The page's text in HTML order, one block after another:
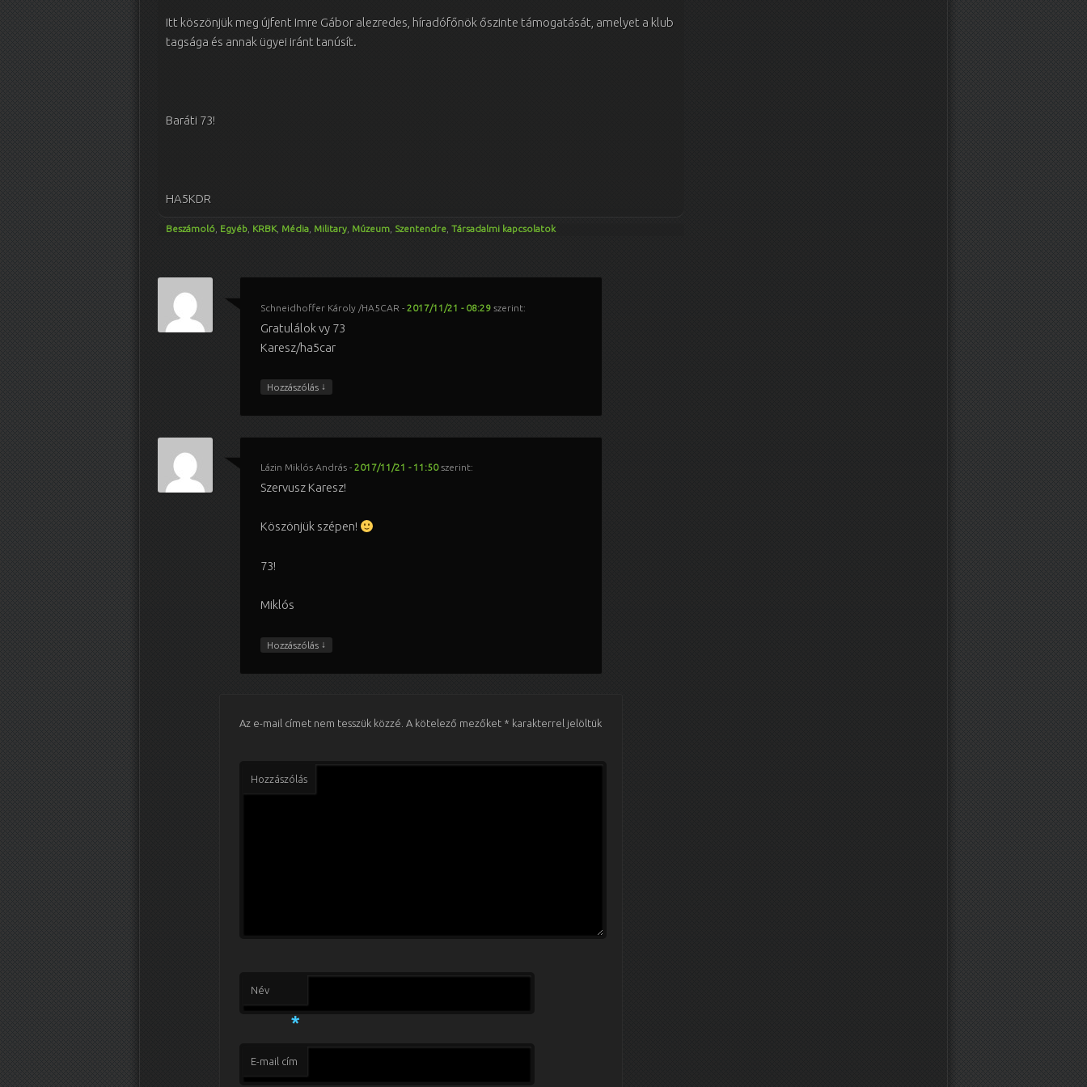
Itt köszönjük meg újfent Imre Gábor alezredes, híradófőnök őszinte támogatását, amelyet a klub
tagsága és annak ügyei iránt tanúsít.
Baráti 73!
HA5KDR
Beszámoló Egyéb KRBK, Média Military Múzeum Szentendre Társadalmi kapcsolatok
Schneidhoffer Károly /HA5CAR - 2017/11/21 - 08:29 szerint:
Gratulálok vy 73
Karesz/ha5car
Hozzászólás ↓
Lázin Miklós András- 2017/11/21 - 11:50 szerint:
Szervusz Karesz!
Köszönjük szépen!
73!
Miklós
Hozzászólás ↓
Az e-mail címet nem tesszük közzé. A kötelező mezőket * karakterrel jelöltük
Hozzászólás
Név
*
E-mail cím